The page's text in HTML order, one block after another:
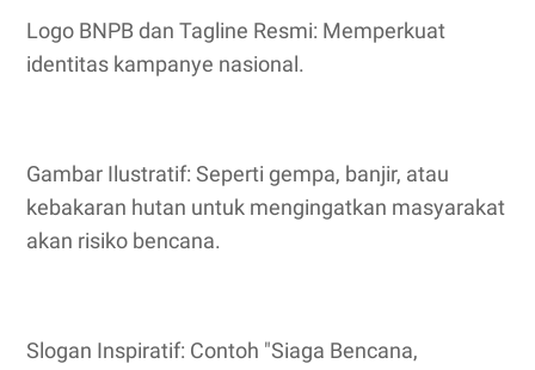
Logo BNPB dan Tagline Resmi: Memperkuat
identitas kampanye nasional.
Gambar Ilustratif: Seperti gempa, banjir, atau
kebakaran hutan untuk mengingatkan masyarakat
akan risiko bencana.
Slogan Inspiratif: Contoh "Siaga Bencana,